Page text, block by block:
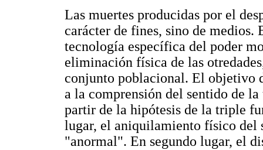
Las muertes producidas por el
carácter de fines, sino de medios.
tecnología específica del poder
eliminación física de las
conjunto poblacional. El objetivo
a la comprensión del sentido de
partir de la hipótesis de la triple
lugar, el aniquilamiento físico del
"anormal". En segundo lugar, el